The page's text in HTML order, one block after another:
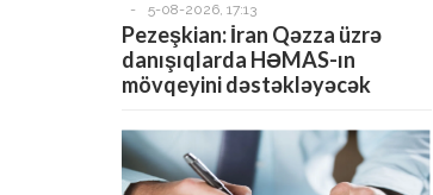
- 5-08-2026, 17:13
Pezeşkian: İran Qəzza üzrə
danışıqlarda HƏMAS-ın
mövqeyini dəstəkləyəcək